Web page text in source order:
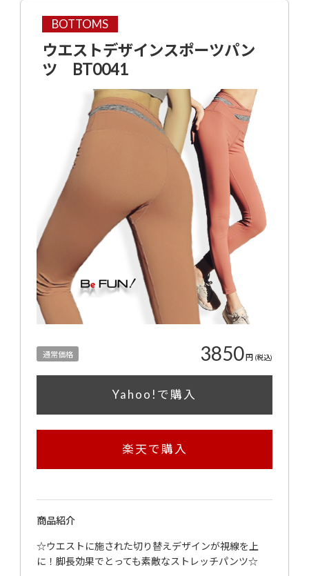
BOTTOMS
ウエストデザインスポーツパン
ツ BT0041
通常価格 3850円 (税込)
Yahoo!で購入
楽天で購入
商品紹介
☆ウエストに施された切り替えデザインが視線を上
に！脚長効果でとっても素敵なストレッチパンツ☆